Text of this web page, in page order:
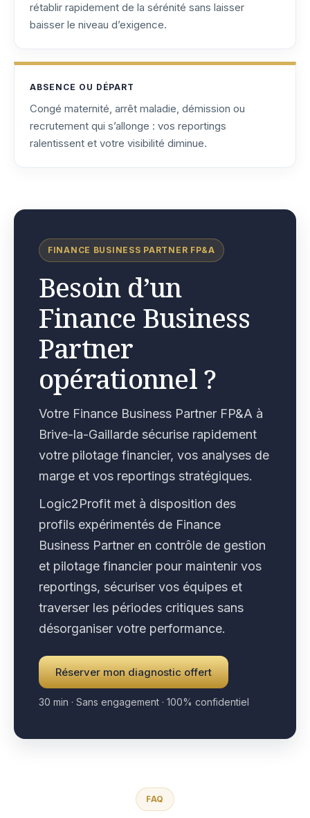
rétablir rapidement de la sérénité sans laisser
baisser le niveau d’exigence.
ABSENCE OU DÉPART
Congé maternité, arrêt maladie, démission ou
recrutement qui s’allonge : vos reportings
ralentissent et votre visibilité diminue.
FINANCE BUSINESS PARTNER FP&A
Besoin d’un
Finance Business
Partner
opérationnel ?
Votre Finance Business Partner FP&A à
Brive-la-Gaillarde sécurise rapidement
votre pilotage financier, vos analyses de
marge et vos reportings stratégiques.
Logic2Profit met à disposition des
profils expérimentés de Finance
Business Partner en contrôle de gestion
et pilotage financier pour maintenir vos
reportings, sécuriser vos équipes et
traverser les périodes critiques sans
désorganiser votre performance.
Réserver mon diagnostic offert
30 min · Sans engagement · 100% confidentiel
FAQ